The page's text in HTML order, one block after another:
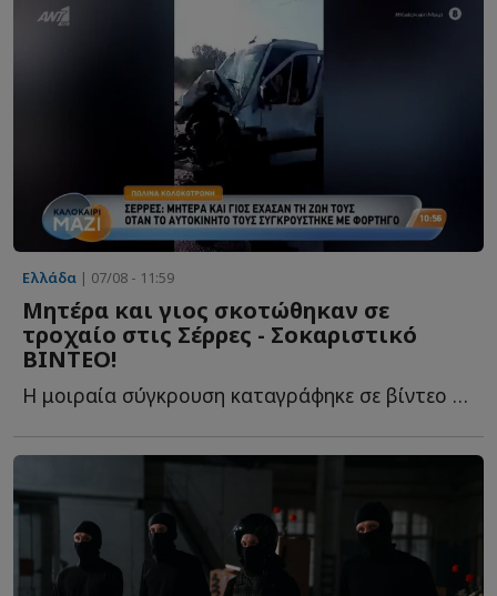
Ελλάδα | 07/08 - 11:59
Mητέρα και γιος σκοτώθηκαν σε
τροχαίο στις Σέρρες - Σοκαριστικό
ΒΙΝΤΕΟ!
Η μοιραία σύγκρουση καταγράφηκε σε βίντεο με τις εικόνες ν...